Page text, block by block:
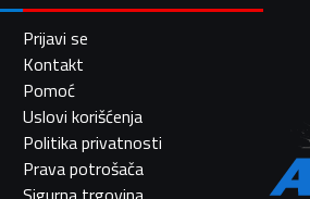
Prijavi se
Kontakt
Pomoć
Uslovi korišćenja
Politika privatnosti
Prava potrošača